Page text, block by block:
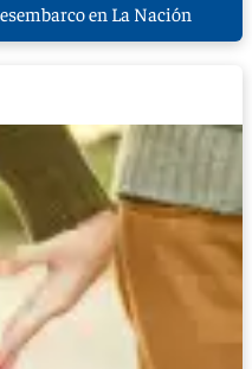
en La Nación